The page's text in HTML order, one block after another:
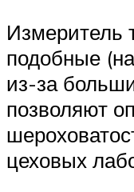
Измеритель
подобные
из-за
позволяют
цеховых